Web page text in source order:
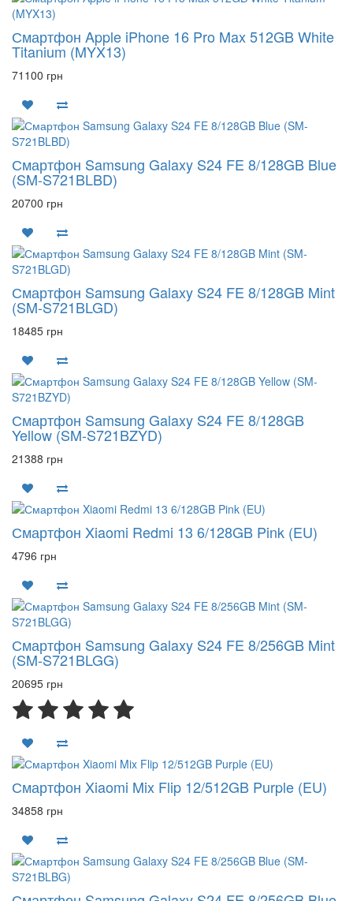
Смартфон Apple iPhone 16 Pro Max 512GB White
Titanium (MYX13)
71100 грн
Смартфон Samsung Galaxy S24 FE 8/128GB Blue
(SM-S721BLBD)
20700 грн
Смартфон Samsung Galaxy S24 FE 8/128GB Mint
(SM-S721BLGD)
18485 грн
Смартфон Samsung Galaxy S24 FE 8/128GB
Yellow (SM-S721BZYD)
21388 грн
Смартфон Xiaomi Redmi 13 6/128GB Pink (EU)
4796 грн
Смартфон Samsung Galaxy S24 FE 8/256GB Mint
(SM-S721BLGG)
20695 грн
Смартфон Xiaomi Mix Flip 12/512GB Purple (EU)
34858 грн